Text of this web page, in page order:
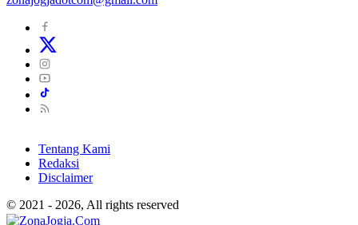
Tentang Kami
Redaksi
Disclaimer
© 2021 - 2026, All rights reserved